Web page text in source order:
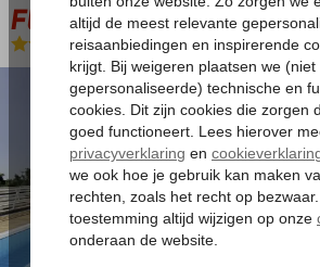
Fly & Go Quinta do Estreito
Logies en ontbijt-Hotel